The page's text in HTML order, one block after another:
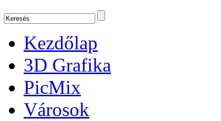
Kezdőlap
3D Grafika
PicMix
Városok